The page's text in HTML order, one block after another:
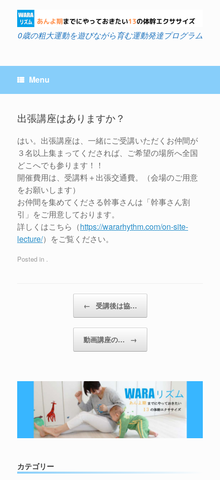
content
0歳の粗大運動を遊びながら育む運動発達プログラム
Menu
出張講座はありますか？
はい。出張講座は、一緒にご受講いただくお仲間が
３名以上集まってくだされば、ご希望の場所へ全国
どこへでも参ります！！
開催費用は、受講料＋出張交通費。（会場のご用意
をお願いします）
お仲間を集めてくださる幹事さんは「幹事さん割
引」をご用意しております。
詳しくはこちら（https://wararhythm.com/on-site-
lecture/）をご覧ください。
Posted in .
Post navigation
← 受講後は協…
動画講座の… →
カテゴリー